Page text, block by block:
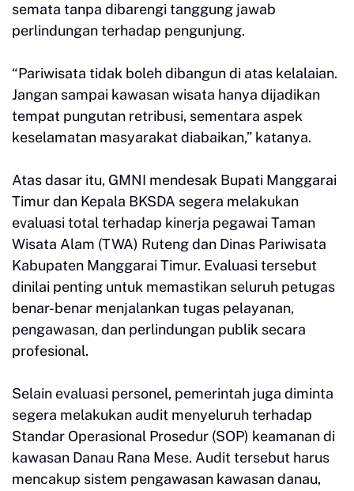
semata tanpa dibarengi tanggung jawab
perlindungan terhadap pengunjung.
“Pariwisata tidak boleh dibangun di atas kelalaian.
Jangan sampai kawasan wisata hanya dijadikan
tempat pungutan retribusi, sementara aspek
keselamatan masyarakat diabaikan,” katanya.
Atas dasar itu, GMNI mendesak Bupati Manggarai
Timur dan Kepala BKSDA segera melakukan
evaluasi total terhadap kinerja pegawai Taman
Wisata Alam (TWA) Ruteng dan Dinas Pariwisata
Kabupaten Manggarai Timur. Evaluasi tersebut
dinilai penting untuk memastikan seluruh petugas
benar-benar menjalankan tugas pelayanan,
pengawasan, dan perlindungan publik secara
profesional.
Selain evaluasi personel, pemerintah juga diminta
segera melakukan audit menyeluruh terhadap
Standar Operasional Prosedur (SOP) keamanan di
kawasan Danau Rana Mese. Audit tersebut harus
mencakup sistem pengawasan kawasan danau,